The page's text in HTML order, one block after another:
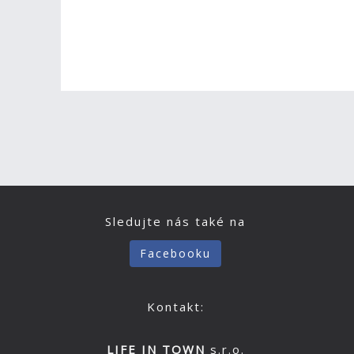
Sledujte nás také na
Facebooku
Kontakt:
LIFE IN TOWN s.r.o.